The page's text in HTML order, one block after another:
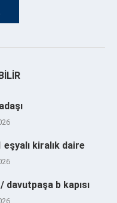
eşyalı kiralık daire
davutpaşa b kapısı